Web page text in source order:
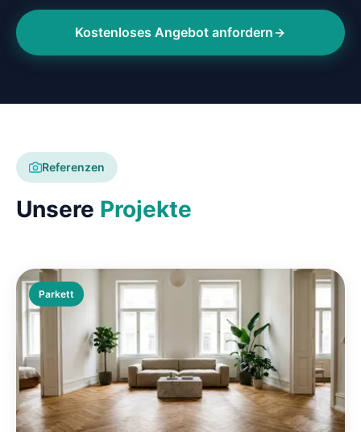
Kostenloses Angebot anfordern
Referenzen
Unsere Projekte
Parkett